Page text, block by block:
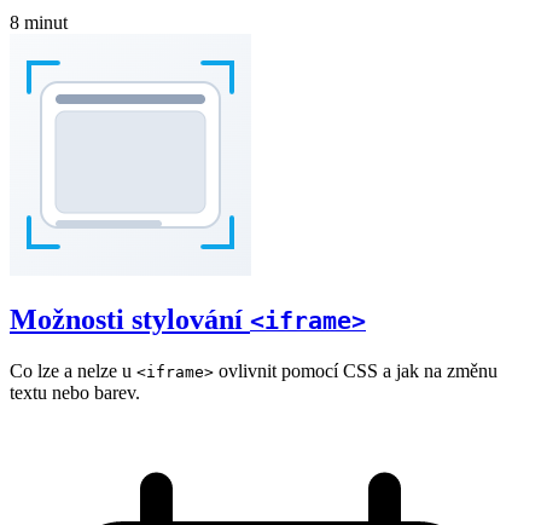
8 minut
Možnosti stylování <iframe>
Co lze a nelze u <iframe> ovlivnit pomocí CSS a jak na změnu
textu nebo barev.